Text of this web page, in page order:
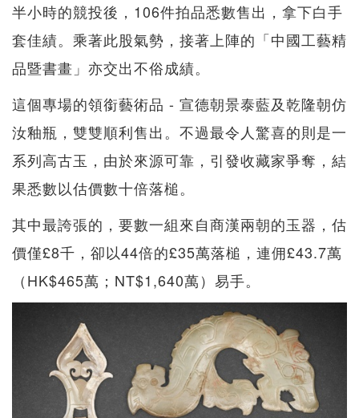
半小時的競投後，106件拍品悉數售出，拿下白手
套佳績。乘著此股氣勢，接著上陣的「中國工藝精
品暨書畫」亦交出不俗成績。
這個專場的領銜藝術品 - 宣德朝景泰藍及乾隆朝仿
汝釉瓶，雙雙順利售出。不過最令人驚喜的則是一
系列高古玉，由於來源可靠，引發收藏家爭奪，結
果悉數以估價數十倍落槌。
其中最誇張的，要數一組來自商漢兩朝的玉器，估
價僅£8千，卻以44倍的£35萬落槌，連佣£43.7萬
（HK$465萬；NT$1,640萬）易手。